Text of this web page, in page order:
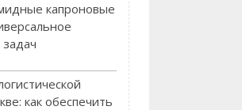
капроновые
как обеспечить